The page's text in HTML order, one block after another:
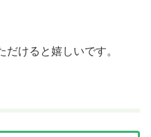
けると嬉しいです。